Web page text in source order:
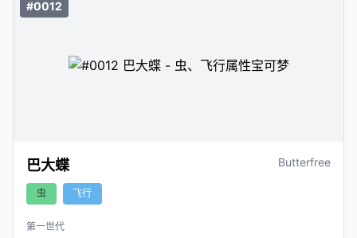
#0012
巴大蝶 Butterfree
虫 飞行
第一世代